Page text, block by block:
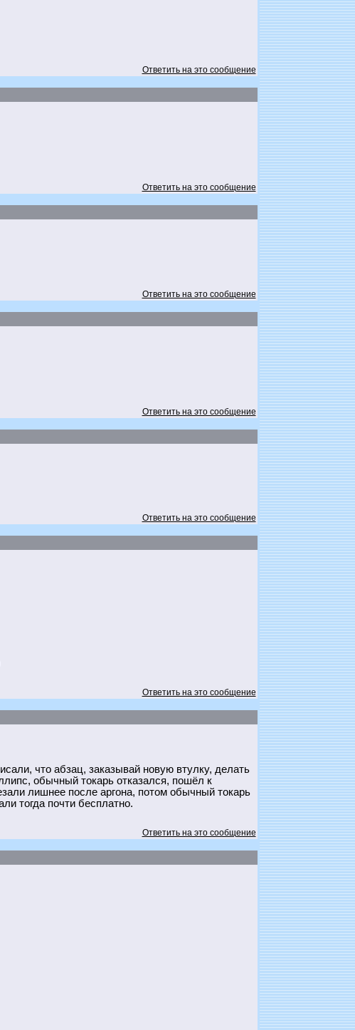
Ответить на это сообщение
Ответить на это сообщение
Ответить на это сообщение
Ответить на это сообщение
Ответить на это сообщение
Ответить на это сообщение
что абзац, заказывай новую втулку, делать
обычный токарь отказался, пошёл к
лишнее после аргона, потом обычный токарь
тогда почти бесплатно.
Ответить на это сообщение